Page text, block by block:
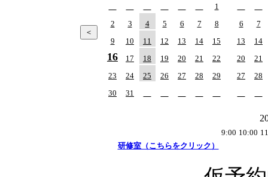
1
2
3 4 5 6 7
8
9
10 11 12 13 14 15
16 17 18 19 20 21
22
23
24 25 26 27 28
29
30
31
6
7
13
14
20
21
27
28
9:00 10:00
研修室（こちらをクリック）